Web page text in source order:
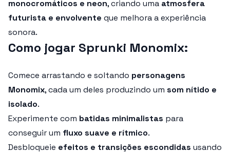
monocromáticos e neon, criando uma atmosfera
futurista e envolvente que melhora a experiência
sonora.
Como jogar Sprunki Monomix:
Comece arrastando e soltando personagens
Monomix, cada um deles produzindo um som nítido e
isolado.
Experimente com batidas minimalistas para
conseguir um fluxo suave e rítmico.
Desbloqueie efeitos e transições escondidas usando